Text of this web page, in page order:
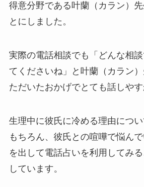
得意分野である叶蘭（カラン）
とにしました。
実際の電話相談でも「どんな相
てくださいね」と 叶蘭（カラン
ただいたおかげでとても話しやす
生理中に彼氏に冷める理由につ
もちろん、彼氏との喧嘩で悩ん
を出して電話占いを利用してみ
しています。